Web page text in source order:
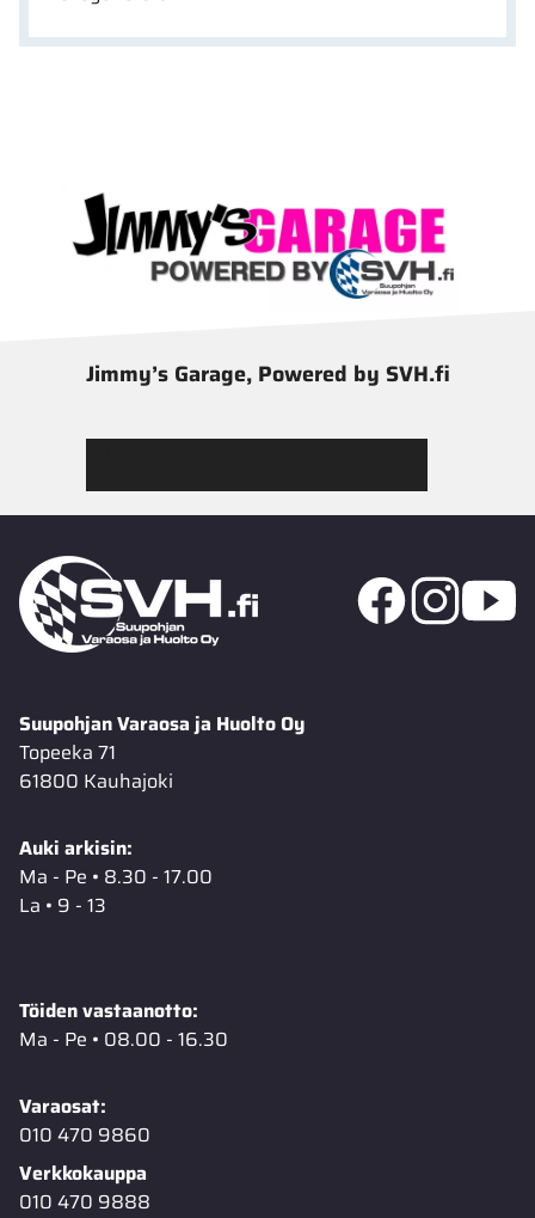
Jimmy’s Garage, Powered by SVH.fi
Suupohjan Varaosa ja Huolto Oy
Topeeka 71
61800 Kauhajoki
Auki arkisin:
Ma - Pe • 8.30 - 17.00
La • 9 - 13
Töiden vastaanotto:
Ma - Pe • 08.00 - 16.30
Varaosat:
010 470 9860
Verkkokauppa
010 470 9888